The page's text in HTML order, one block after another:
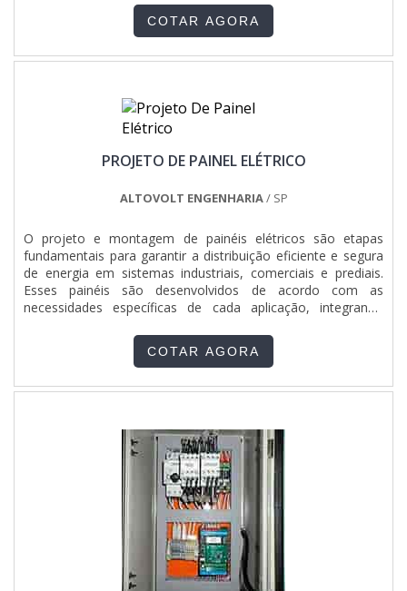
alguns tipos de painéis utilizados Painel de bombas; Painel
para partida com soft starter; Painel par....
COTAR AGORA
PROJETO DE PAINEL ELÉTRICO
ALTOVOLT ENGENHARIA/ SP
O projeto e montagem de painéis elétricos são etapas
fundamentais para garantir a distribuição eficiente e segura
de energia em sistemas industriais, comerciais e prediais.
Esses painéis são desenvolvidos de acordo com as
necessidades específicas de cada aplicação, integrando
materiais de alta qualidade e seguindo normas técnicas
rigorosas, o processo envolve desde o dimensionamento
funcionamento confiável dos equipamentos conectados.
dos circuitos elétricos, a redução de falhas e riscos de curto-
circuito, além da facilidade na manutenção e expansão do
sistema. A montagem adequada melhora a eficiência
energética e prolonga a vida útil dos componentes.
Empresas especializadas nesse serviço oferecem soluções
personalizadas, utilizando tecnologia avançada para garantir
maior segurança, confiabilidade e desempenho do sistema
elétrico, atendendo às exigências normativas e operacionais
COTAR AGORA